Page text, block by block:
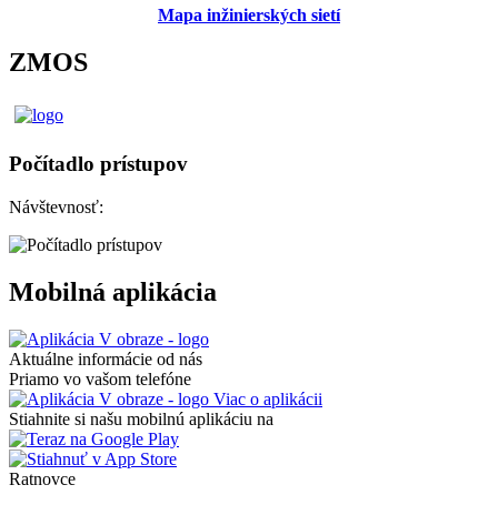
Mapa inžinierských sietí
ZMOS
Počítadlo prístupov
Návštevnosť:
Mobilná aplikácia
Aktuálne informácie od nás
Priamo vo vašom telefóne
Viac o aplikácii
Stiahnite si našu mobilnú aplikáciu na
Ratnovce